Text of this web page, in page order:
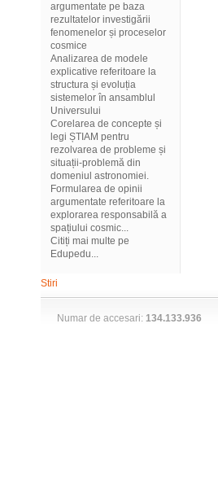
argumentate pe baza
rezultatelor investigării
fenomenelor și proceselor
cosmice
Analizarea de modele
explicative referitoare la
structura și evoluția
sistemelor în ansamblul
Universului
Corelarea de concepte și
legi ȘTIAM pentru
rezolvarea de probleme și
situații-problemă din
domeniul astronomiei.
Formularea de opinii
argumentate referitoare la
explorarea responsabilă a
spațiului cosmic...
Citiți mai multe pe
Edupedu...
Stiri
Numar de accesari: 134.133.936